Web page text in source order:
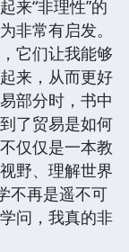
来“非理性”的
非常有启发。
它们让我能够
来，从而更好
部分时，书中
了贸易是如何
仅仅是一本教
野、理解世界
不再是遥不可
问，我真的非